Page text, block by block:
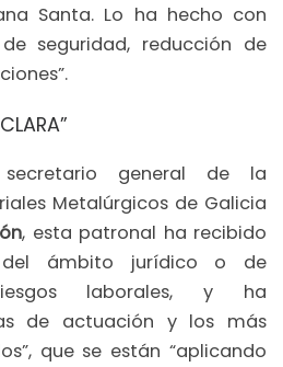
Santa. Lo ha hecho con
seguridad, reducción de
general de la
Metalúrgicos de Galicia
, esta patronal ha recibido
del ámbito jurídico o de
laborales, y ha
de actuación y los más
que se están “aplicando